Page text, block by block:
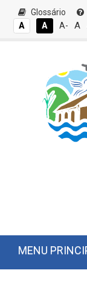
Glossário
A
A A- A
MENU